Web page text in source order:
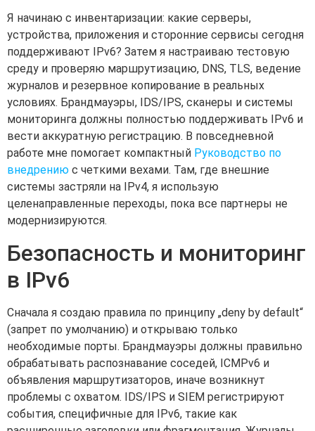
Я начинаю с инвентаризации: какие серверы,
устройства, приложения и сторонние сервисы сегодня
поддерживают IPv6? Затем я настраиваю тестовую
среду и проверяю маршрутизацию, DNS, TLS, ведение
журналов и резервное копирование в реальных
условиях. Брандмауэры, IDS/IPS, сканеры и системы
мониторинга должны полностью поддерживать IPv6 и
вести аккуратную регистрацию. В повседневной
работе мне помогает компактный Руководство по
внедрению с четкими вехами. Там, где внешние
системы застряли на IPv4, я использую
целенаправленные переходы, пока все партнеры не
модернизируются.
Безопасность и мониторинг
в IPv6
Сначала я создаю правила по принципу „deny by default“
(запрет по умолчанию) и открываю только
необходимые порты. Брандмауэры должны правильно
обрабатывать распознавание соседей, ICMPv6 и
объявления маршрутизаторов, иначе возникнут
проблемы с охватом. IDS/IPS и SIEM регистрируют
события, специфичные для IPv6, такие как